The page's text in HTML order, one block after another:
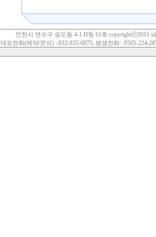
인천시 연수구 송도동 4-1 H동 61호 copyrightⓒ2011
대표전화(예약/문의) : 032-835-6875, 평생전화 : 0505-224-